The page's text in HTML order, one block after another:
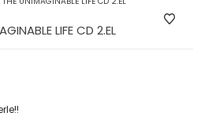
LIFE CD 2.EL